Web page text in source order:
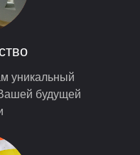
уникальный
будущей